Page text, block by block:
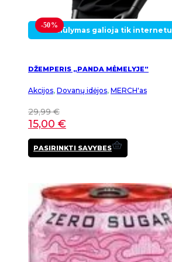
-50%
Pasiūlymas galioja tik internetu
DŽEMPERIS „PANDA MĖMELYJE”
Akcijos, Dovanų idėjos, MERCH'as
29,99€
15,00 €
PASIRINKTI SAVYBES
This
product
variants.
The
options
may
be
chosen
on
the